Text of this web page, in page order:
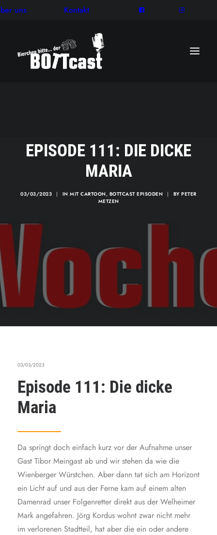
uns Kontakt
EPISODE 111: DIE DICKE
MARIA
03/03/2023 | INMIT CARTOON, BOTTCAST EPISODEN | BYPETER
METZEN
03/03/2023
Episode 111: Die dicke
Maria
Da springt doch einfach kurz vor der Aufnahme unser
Gast Tibor Meingast ab und wir stehen da wie die
Wienberger Würstchen. Aber dann tat sich am Horizont
ein Licht auf und aus der Ferne kam auf einem alten
Damenrad unser Folgenretter direkt aus der Welheimer
Mark angefahren. Jörg Kordus wohnt zwar nicht mehr
im verlorenen Stadtteil, hat aber die ein oder andere